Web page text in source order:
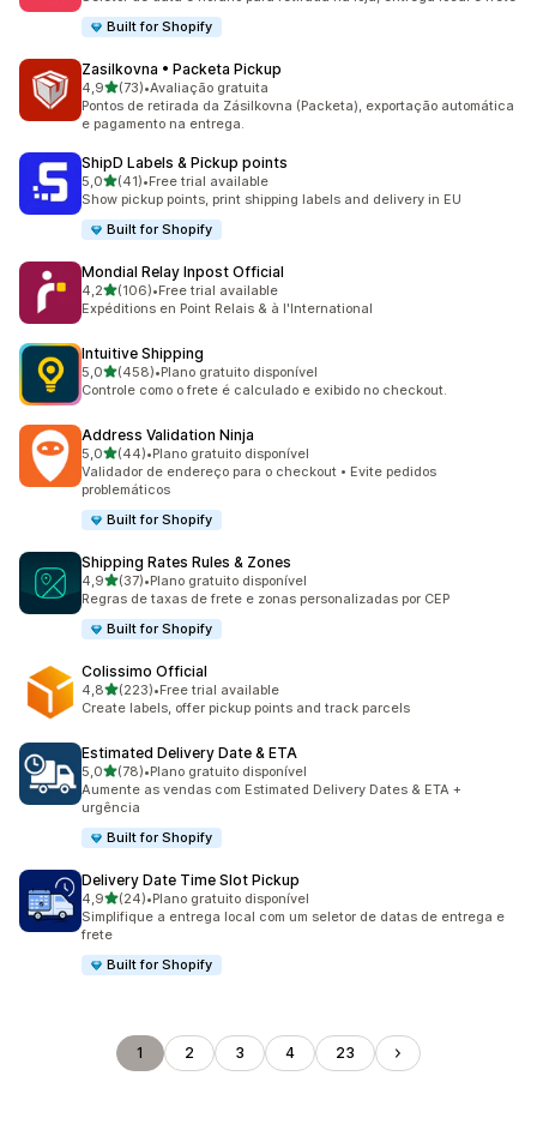
Built for Shopify
Zasilkovna • Packeta Pickup
4,9de 5 estrelas
(73)
73 avaliações ao todo
•Avaliação gratuita
Pontos de retirada da Zásilkovna (Packeta), exportação automática
e pagamento na entrega.
ShipD Labels & Pickup points
5,0de 5 estrelas
(41)
41 avaliações ao todo
•Free trial available
Show pickup points, print shipping labels and delivery in EU
Built for Shopify
Mondial Relay Inpost Official
4,2de 5 estrelas
(106)
106 avaliações ao todo
•Free trial available
Expéditions en Point Relais & à l'International
Intuitive Shipping
5,0de 5 estrelas
(458)
458 avaliações ao todo
•Plano gratuito disponível
Controle como o frete é calculado e exibido no checkout.
Address Validation Ninja
5,0de 5 estrelas
(44)
44 avaliações ao todo
•Plano gratuito disponível
Validador de endereço para o checkout • Evite pedidos
problemáticos
Built for Shopify
Shipping Rates Rules & Zones
4,9de 5 estrelas
(37)
37 avaliações ao todo
•Plano gratuito disponível
Regras de taxas de frete e zonas personalizadas por CEP
Built for Shopify
Colissimo Official
4,8de 5 estrelas
(223)
223 avaliações ao todo
•Free trial available
Create labels, offer pickup points and track parcels
Estimated Delivery Date & ETA
5,0de 5 estrelas
(78)
78 avaliações ao todo
•Plano gratuito disponível
Aumente as vendas com Estimated Delivery Dates & ETA +
urgência
Built for Shopify
Delivery Date Time Slot Pickup
4,9de 5 estrelas
(24)
24 avaliações ao todo
•Plano gratuito disponível
Simplifique a entrega local com um seletor de datas de entrega e
frete
Built for Shopify
1 2 3 4 23